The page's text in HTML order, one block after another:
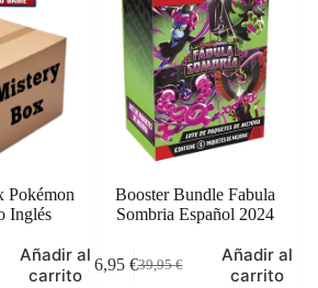
Pokémon
Inglés
Añadir al
carrito
Booster Bundle Fabula
Sombria Español 2024
39,95€
El
36,95 €El
Añadir al
carrito